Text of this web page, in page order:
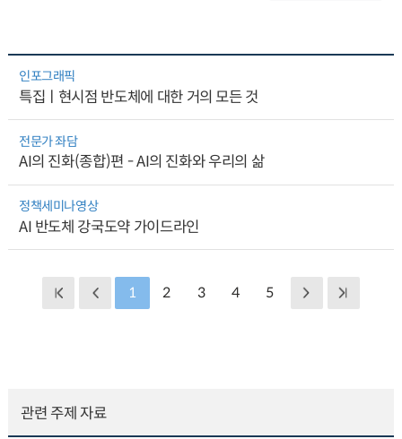
인포그래픽
특집ㅣ현시점 반도체에 대한 거의 모든 것
전문가 좌담
AI의 진화(종합)편 - AI의 진화와 우리의 삶
정책세미나영상
AI 반도체 강국도약 가이드라인
1 2 3 4 5
관련 주제 자료